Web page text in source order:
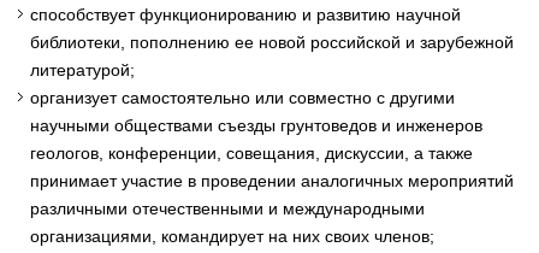
способствует функционированию и развитию научной
библиотеки, пополнению ее новой российской и зарубежной
литературой;
организует самостоятельно или совместно с другими
научными обществами съезды грунтоведов и инженеров
геологов, конференции, совещания, дискуссии, а также
принимает участие в проведении аналогичных мероприятий
различными отечественными и международными
организациями, командирует на них своих членов;